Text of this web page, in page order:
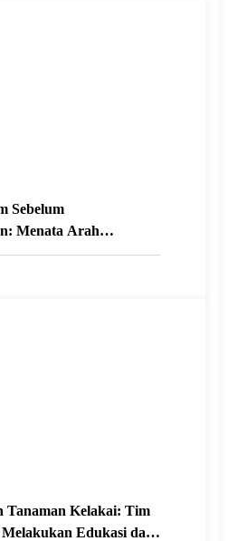
Sebelum
Menata Arah
di Era Digital
Tanaman Kelakai: Tim
Edukasi dan